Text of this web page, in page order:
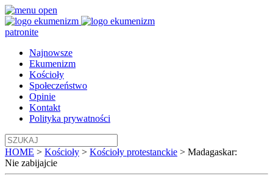
patronite
Najnowsze
Ekumenizm
Kościoły
Społeczeństwo
Opinie
Kontakt
Polityka prywatności
HOME > Kościoły > Kościoły protestanckie > Madagaskar:
Nie zabijajcie